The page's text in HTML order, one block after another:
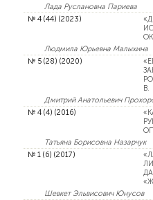
Лада Руслановна Париева
№ 4 (44) (2023)
Людмила Юрьевна Малыхина
№ 5 (28) (2020)
В.
Дмитрий Анатольевич
№ 4 (4) (2016)
Татьяна Борисовна Назарчук
№ 1 (6) (2017)
Шевкет Эльвисович Юнусов